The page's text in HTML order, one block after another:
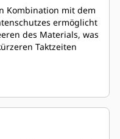
Kombination mit dem
ermöglicht
des Materials, was
Taktzeiten